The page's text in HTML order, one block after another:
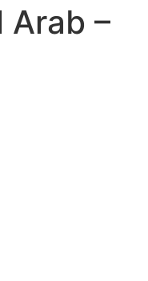
Arab –